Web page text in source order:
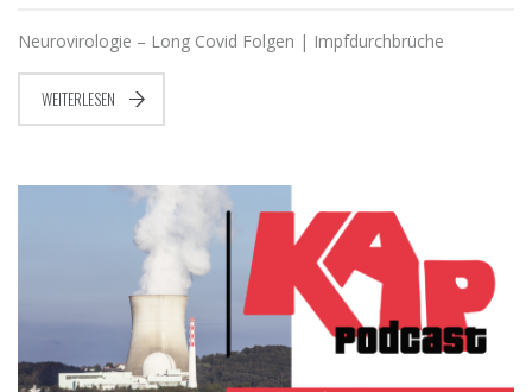
Neurovirologie – Long Covid Folgen | Impfdurchbrüche
WEITERLESEN